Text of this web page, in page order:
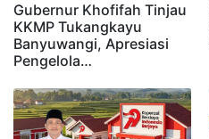
Gubernur Khofifah Tinjau
KKMP Tukangkayu
Banyuwangi, Apresiasi
Pengelola…